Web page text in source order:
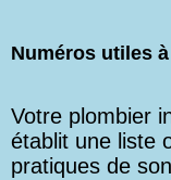
Numéros utiles
Votre plombier
établit une liste
pratiques de